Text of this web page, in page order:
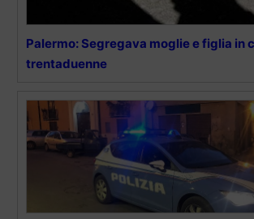
Palermo: Segregava moglie e figlia in
trentaduenne